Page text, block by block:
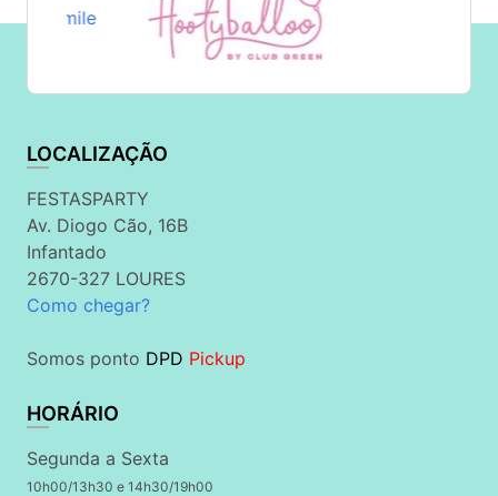
LOCALIZAÇÃO
FESTASPARTY
Av. Diogo Cão, 16B
Infantado
2670-327 LOURES
Como chegar?
Somos ponto DPD Pickup
HORÁRIO
Segunda a Sexta
10h00/13h30 e 14h30/19h00